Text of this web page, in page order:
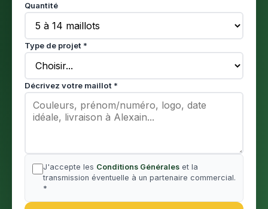
Quantité
Type de projet *
Décrivez votre maillot *
J'accepte les Conditions Générales et la
transmission éventuelle à un partenaire commercial.
*